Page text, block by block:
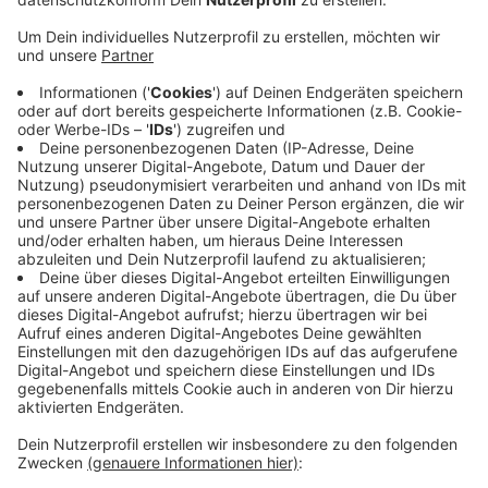
Rund 30 Aktivisten von "Extinction Rebellion" haben
bei der Aktion das Koblenzer Tor immer wieder mal
blockiert, daher kann es zu Verkehrsbehinderungen
kommen. Parallel dazu gibt es eine Kundgebung auf
dem Münsterplatz mit ca. 50 Teilnehmern - dort wird
gegen den Klimawandel demonstriert. Und dann steht
noch die Kiddical Mass-Demo an. Laut Veranstalter
sind da rund 300 Kinder und Jugendliche mit dem
Fahrrad in der Bonner City unterwegs - sie fordern
einen kinder-freundlicheren Straßenverkehr, damit sie
auch allein, sicher mit dem Rad fahren können. Los
geht's um 15 Uhr am Hofgarten.
Anzeige